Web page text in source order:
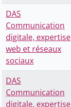
DAS
Communication
digitale, expertise
web et réseaux
sociaux
DAS
Communication
digitale, expertise